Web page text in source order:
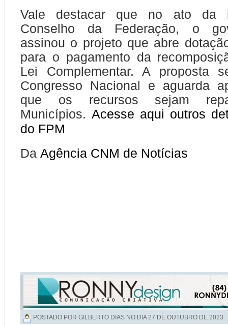
Vale destacar que no ato da
Conselho da Federação, o
assinou o projeto que abre
para o pagamento da
Lei Complementar. A proposta
Congresso Nacional e aguarda
que os recursos sejam
Municípios. Acesse aqui outros
do FPM
Da Agência CNM de Notícias
POSTADO POR GILBERTO DIAS NO DIA27 DE OUTUBRO DE 2023